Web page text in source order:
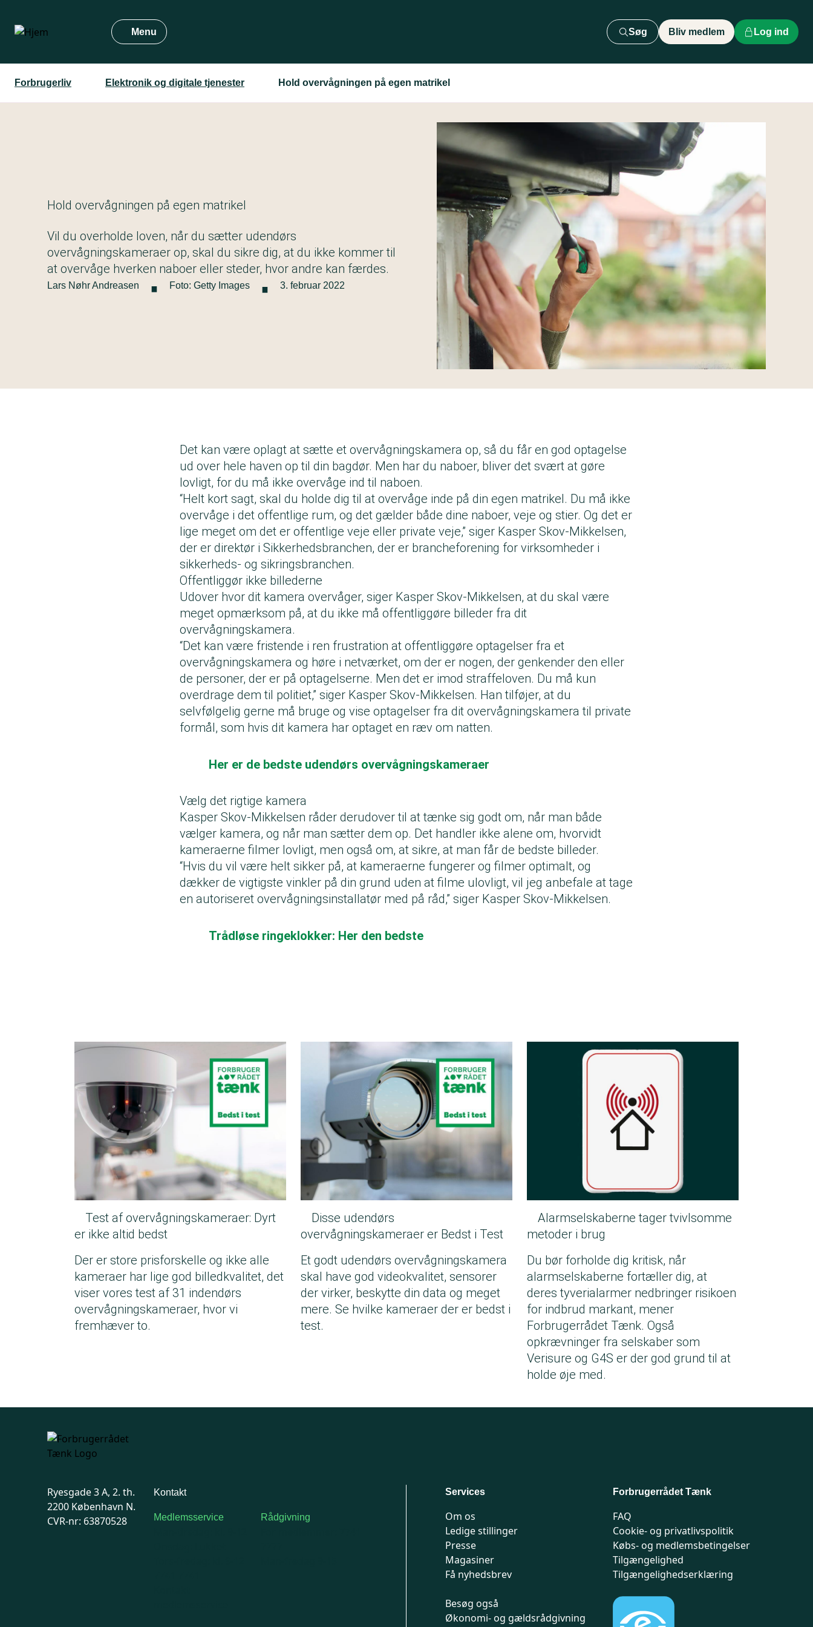
hovedindhold
Menu Søg Bliv medlem Log ind
Forbrugerliv Elektronik og digitale tjenester Hold overvågningen på egen matrikel
Hold overvågningen på egen matrikel
Vil du overholde loven, når du sætter udendørs
overvågningskameraer op, skal du sikre dig, at du ikke kommer til
at overvåge hverken naboer eller steder, hvor andre kan færdes.
Lars Nøhr Andreasen · Foto: Getty Images · 3. februar 2022
Det kan være oplagt at sætte et overvågningskamera op, så du får en god optagelse
ud over hele haven op til din bagdør. Men har du naboer, bliver det svært at gøre
lovligt, for du må ikke overvåge ind til naboen.
“Helt kort sagt, skal du holde dig til at overvåge inde på din egen matrikel. Du må ikke
overvåge i det offentlige rum, og det gælder både dine naboer, veje og stier. Og det er
lige meget om det er offentlige veje eller private veje,” siger Kasper Skov-Mikkelsen,
der er direktør i Sikkerhedsbranchen, der er brancheforening for virksomheder i
sikkerheds- og sikringsbranchen.
Offentliggør ikke billederne
Udover hvor dit kamera overvåger, siger Kasper Skov-Mikkelsen, at du skal være
meget opmærksom på, at du ikke må offentliggøre billeder fra dit
overvågningskamera.
“Det kan være fristende i ren frustration at offentliggøre optagelser fra et
overvågningskamera og høre i netværket, om der er nogen, der genkender den eller
de personer, der er på optagelserne. Men det er imod straffeloven. Du må kun
overdrage dem til politiet,” siger Kasper Skov-Mikkelsen. Han tilføjer, at du
selvfølgelig gerne må bruge og vise optagelser fra dit overvågningskamera til private
formål, som hvis dit kamera har optaget en ræv om natten.
Her er de bedste udendørs overvågningskameraer
Vælg det rigtige kamera
Kasper Skov-Mikkelsen råder derudover til at tænke sig godt om, når man både
vælger kamera, og når man sætter dem op. Det handler ikke alene om, hvorvidt
kameraerne filmer lovligt, men også om, at sikre, at man får de bedste billeder.
“Hvis du vil være helt sikker på, at kameraerne fungerer og filmer optimalt, og
dækker de vigtigste vinkler på din grund uden at filme ulovligt, vil jeg anbefale at tage
en autoriseret overvågningsinstallatør med på råd,” siger Kasper Skov-Mikkelsen.
Trådløse ringeklokker: Her den bedste
Test af overvågningskameraer: Dyrt
er ikke altid bedst
Der er store prisforskelle og ikke alle
kameraer har lige god billedkvalitet, det
viser vores test af 31 indendørs
overvågningskameraer, hvor vi
fremhæver to.
Disse udendørs
overvågningskameraer er Bedst i Test
Et godt udendørs overvågningskamera
skal have god videokvalitet, sensorer
der virker, beskytte din data og meget
mere. Se hvilke kameraer der er bedst i
test.
Alarmselskaberne tager tvivlsomme
metoder i brug
Du bør forholde dig kritisk, når
alarmselskaberne fortæller dig, at
deres tyverialarmer nedbringer risikoen
for indbrud markant, mener
Forbrugerrådet Tænk. Også
opkrævninger fra selskaber som
Verisure og G4S er der god grund til at
holde øje med.
Ryesgade 3 A, 2. th.
2200 København N.
CVR-nr: 63870528
Kontakt
Medlemsservice Rådgivning
Services
Om os
Ledige stillinger
Presse
Magasiner
Få nyhedsbrev
Besøg også
Økonomi- og gældsrådgivning
Forbrugerrådet Tænk
FAQ
Cookie- og privatlivspolitik
Købs- og medlemsbetingelser
Tilgængelighed
Tilgængelighedserklæring